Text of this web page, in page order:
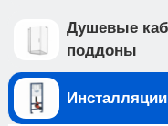
белого фарфора, и
как: • отсутствие
и не дает места
• чаша с
минимизирует
Душевые
поддоны